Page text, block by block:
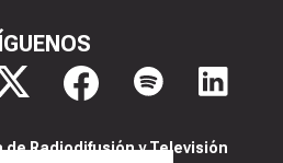
Radiodifusión y Televisión